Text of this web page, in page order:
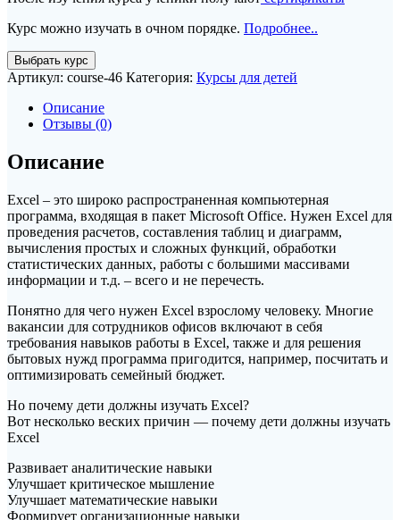
Курс можно изучать в очном порядке. Подробнее..
Количество
товара
ЮГ.
Электронные
таблицы
Office
Excel.
1
Выбрать курс
Артикул: course-46 Категория: Курсы для детей
Описание
Отзывы (0)
Описание
Excel – это широко распространенная компьютерная
программа, входящая в пакет Microsoft Office. Нужен Excel для
проведения расчетов, составления таблиц и диаграмм,
вычисления простых и сложных функций, обработки
статистических данных, работы с большими массивами
информации и т.д. – всего и не перечесть.
Понятно для чего нужен Excel взрослому человеку. Многие
вакансии для сотрудников офисов включают в себя
требования навыков работы в Excel, также и для решения
бытовых нужд программа пригодится, например, посчитать и
оптимизировать семейный бюджет.
Но почему дети должны изучать Excel?
Вот несколько веских причин — почему дети должны изучать
Excel
Развивает аналитические навыки
Улучшает критическое мышление
Улучшает математические навыки
Формирует организационные навыки